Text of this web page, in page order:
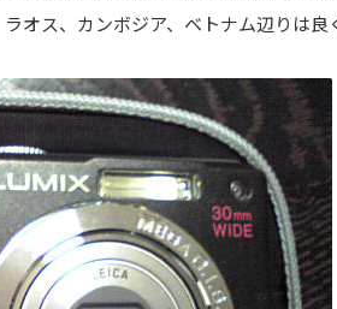
オス、カンボジア、ベトナム辺りは良